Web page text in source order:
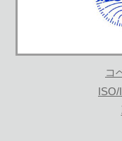
コ